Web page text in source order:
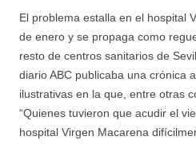
El problema estalla en el hospital
de enero y se propaga como
resto de centros sanitarios de
diario ABC publicaba una crónica
ilustrativas en la que, entre otras
“Quienes tuvieron que acudir el
hospital Virgen Macarena